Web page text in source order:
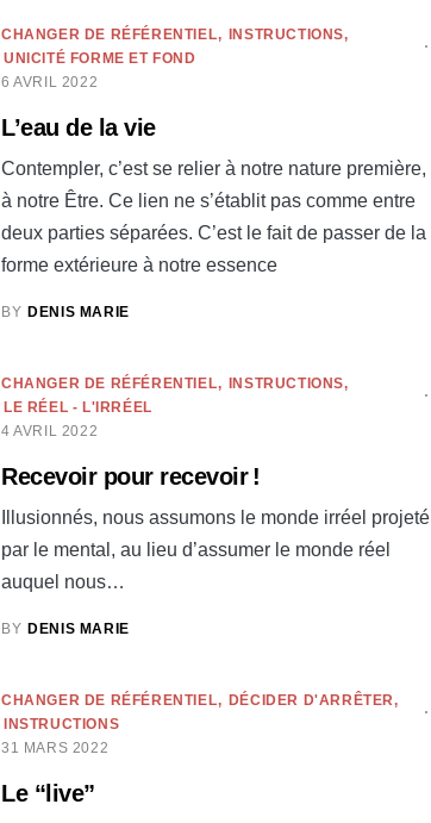
CHANGER DE RÉFÉRENTIEL
INSTRUCTIONS
UNICITÉ FORME ET FOND
6 AVRIL 2022
L’eau de la vie
Contempler, c’est se relier à notre nature première,
à notre Être. Ce lien ne s’établit pas comme entre
deux parties séparées. C’est le fait de passer de la
forme extérieure à notre essence
BY DENIS MARIE
CHANGER DE RÉFÉRENTIEL
INSTRUCTIONS
LE RÉEL - L'IRRÉEL
4 AVRIL 2022
Recevoir pour recevoir !
Illusionnés, nous assumons le monde irréel projeté
par le mental, au lieu d’assumer le monde réel
auquel nous…
BY DENIS MARIE
CHANGER DE RÉFÉRENTIEL
DÉCIDER D'ARRÊTER
INSTRUCTIONS
31 MARS 2022
Le “live”